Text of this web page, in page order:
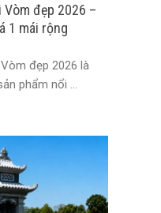
Vòm đẹp 2026 –
1 mái rộng
đẹp 2026 là
phẩm nổi ...